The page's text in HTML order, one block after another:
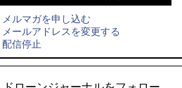
ローンショー8/1開催
飛んだドローン、飛ばなかったドローン
ドローンとナイトバブルが競演、「花園
ブ中継と連動した支援企画
国産AUVを社会実装へ、スタートアップ
「BlueArch株式会社」設立
メルマガを申し込む
メールアドレスを変更する
配信停止